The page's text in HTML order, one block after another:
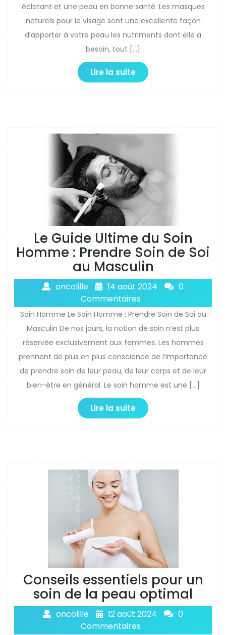
éclatant et une peau en bonne santé. Les masques
naturels pour le visage sont une excellente façon
d’apporter à votre peau les nutriments dont elle a
besoin, tout […]
Lire la suite
Le Guide Ultime du Soin
Homme : Prendre Soin de Soi
au Masculin
oncolille 14 août 2024
0
Commentaires
Soin Homme Le Soin Homme : Prendre Soin de Soi au
Masculin De nos jours, la notion de soin n’est plus
réservée exclusivement aux femmes. Les hommes
prennent de plus en plus conscience de l’importance
de prendre soin de leur peau, de leur corps et de leur
bien-être en général. Le soin homme est une […]
Lire la suite
Conseils essentiels pour un
soin de la peau optimal
oncolille 12 août 2024
0
Commentaires